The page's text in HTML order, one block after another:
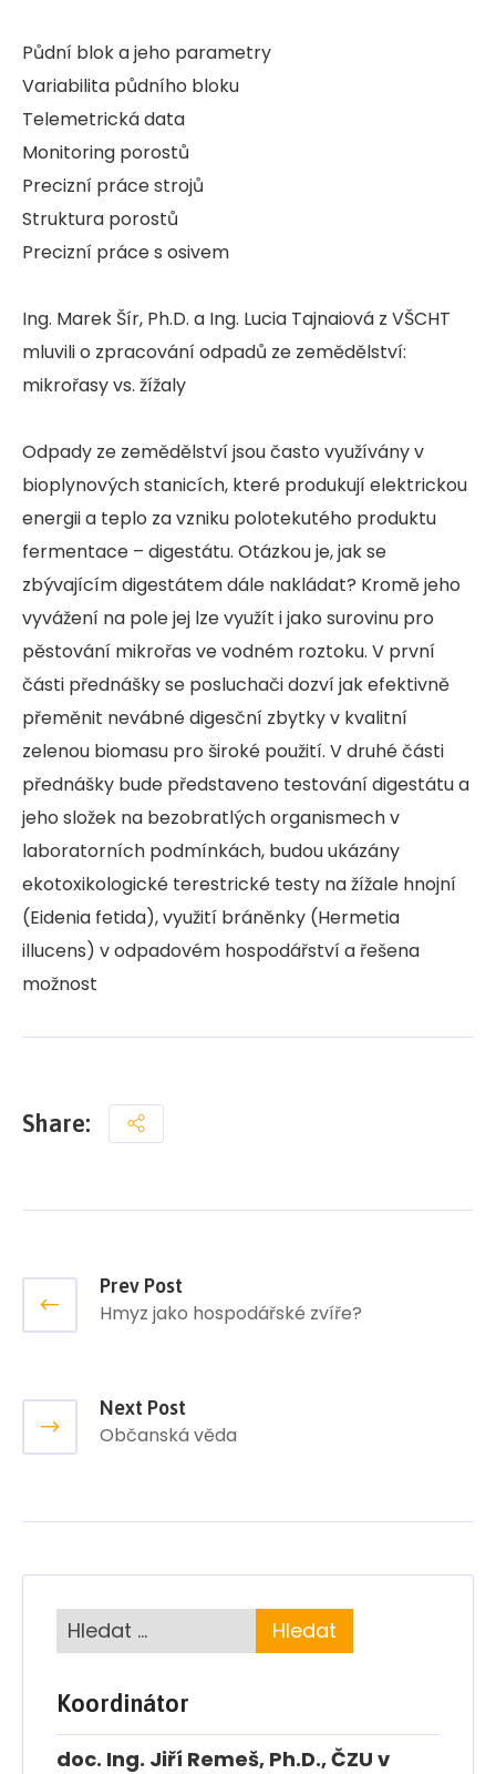
Půdní blok a jeho parametry
Variabilita půdního bloku
Telemetrická data
Monitoring porostů
Precizní práce strojů
Struktura porostů
Precizní práce s osivem
Ing. Marek Šír, Ph.D. a Ing. Lucia Tajnaiová z VŠCHT
mluvili o zpracování odpadů ze zemědělství:
mikrořasy vs. žížaly
Odpady ze zemědělství jsou často využívány v
bioplynových stanicích, které produkují elektrickou
energii a teplo za vzniku polotekutého produktu
fermentace – digestátu. Otázkou je, jak se
zbývajícím digestátem dále nakládat? Kromě jeho
vyvážení na pole jej lze využít i jako surovinu pro
pěstování mikrořas ve vodném roztoku. V první
části přednášky se posluchači dozví jak efektivně
přeměnit nevábné digesční zbytky v kvalitní
zelenou biomasu pro široké použití. V druhé části
přednášky bude představeno testování digestátu a
jeho složek na bezobratlých organismech v
laboratorních podmínkách, budou ukázány
ekotoxikologické terestrické testy na žížale hnojní
(Eidenia fetida), využití bráněnky (Hermetia
illucens) v odpadovém hospodářství a řešena
možnost
Share:
Prev Post
Hmyz jako hospodářské zvíře?
Next Post
Občanská věda
Koordinátor
doc. Ing. Jiří Remeš, Ph.D., ČZU v